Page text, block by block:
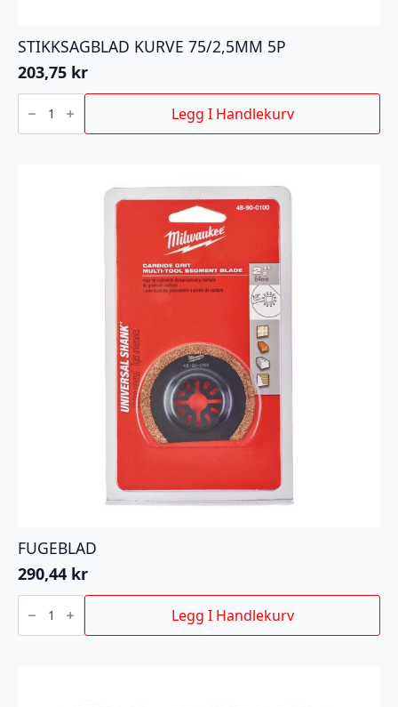
STIKKSAGBLAD KURVE 75/2,5MM 5P
203,75 kr
STIKKSAGBLAD
KURVE
75/2,5MM
5P
Legg I Handlekurv
FUGEBLAD
290,44 kr
FUGEBLAD
antall Legg I Handlekurv